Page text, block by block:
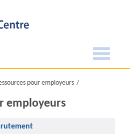
pour employeurs
employeurs